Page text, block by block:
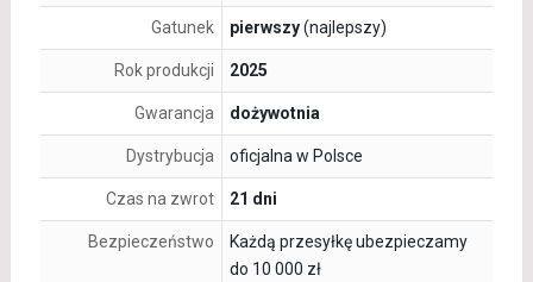
Gatunek pierwszy(najlepszy)
Rok produkcji 2025
Gwarancja dożywotnia
Dystrybucja oficjalna w Polsce
Czas na zwrot 21 dni
Bezpieczeństwo
Każdą przesyłkę ubezpieczamy
do 10 000 zł